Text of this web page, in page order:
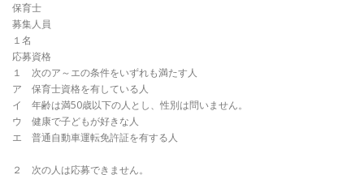
保育士
募集人員
１名
応募資格
１ 次のア～エの条件をいずれも満たす人
ア 保育士資格を有している人
イ 年齢は満50歳以下の人とし、性別は問いません。
ウ 健康で子どもが好きな人
エ 普通自動車運転免許証を有する人
２ 次の人は応募できません。